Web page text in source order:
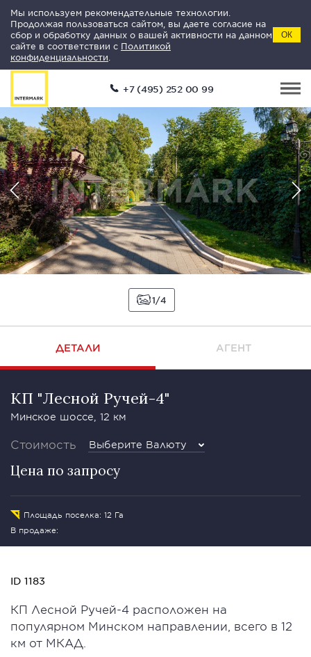
Мы используем рекомендательные технологии.
Продолжая пользоваться сайтом, вы даете согласие на
сбор и обработку данных о вашей активности на данном
сайте в соответствии с Политикой
конфиденциальности
ОК
+7 (495) 252 00 99
1 4
ДЕТАЛИ АГЕНТ
КП "Лесной Ручей-4"
Минское шоссе, 12 км
Стоимость Выберите Валюту
Цена по запросу
Площадь поселка: 12 Га
В продаже:
ID 1183
КП Лесной Ручей-4 расположен на
популярном Минском направлении, всего в 12
км от МКАД.